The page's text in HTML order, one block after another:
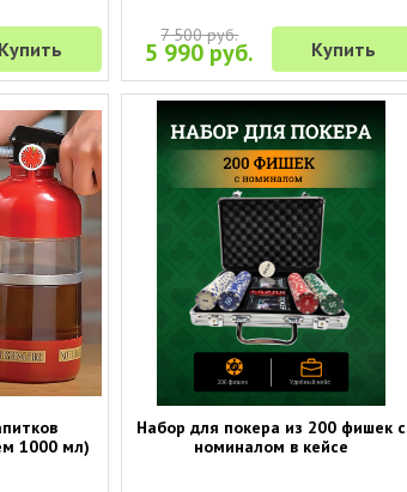
Купить
7 500 руб.
5 990 руб. Купить
1000 мл)
Набор для покера из 200 фишек с
номиналом в кейсе